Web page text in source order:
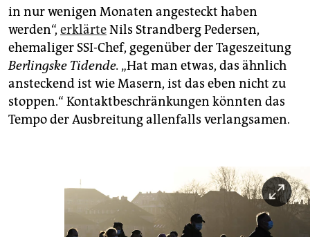
in nur wenigen Monaten angesteckt haben
werden“, erklärteNils Strandberg Pedersen,
ehemaliger SSI-Chef, gegenüber der Tageszeitung
Berlingske Tidende. „Hat man etwas, das ähnlich
ansteckend ist wie Masern, ist das eben nicht zu
stoppen.“ Kontaktbeschränkungen könnten das
Tempo der Ausbreitung allenfalls verlangsamen.